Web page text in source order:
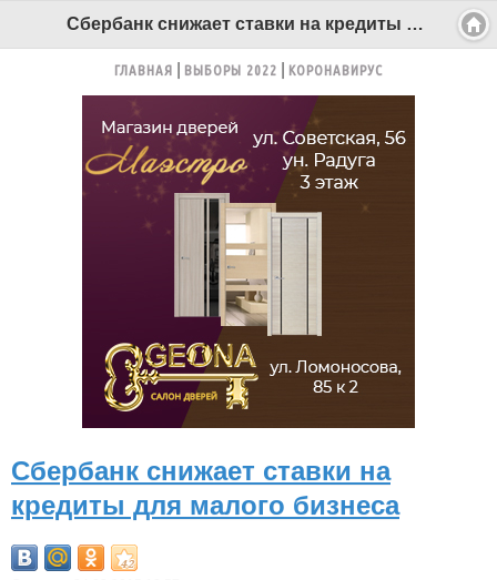
Сбербанк снижает ставки на кредиты для малого бизнеса - Беломорканал Северодвинск tv29.ru
ГЛАВНАЯ ВЫБОРЫ 2022 КОРОНАВИРУС
Сбербанк снижает ставки на
кредиты для малого бизнеса